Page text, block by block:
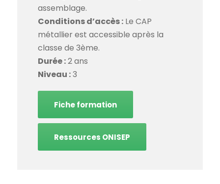
assemblage.
Conditions d’accès : Le CAP
métallier est accessible après la
classe de 3ème.
Durée :2 ans
Niveau :3
Fiche formation
Ressources ONISEP